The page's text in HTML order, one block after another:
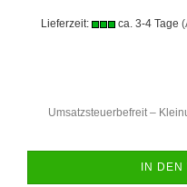
Lieferzeit: ca. 3-4 Tage
Umsatzsteuerbefreit –
IN